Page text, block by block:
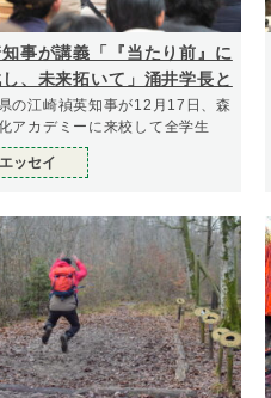
事が講義「『当たり前』に
、未来拓いて」涌井学長と
のクロストークも
の江崎禎英知事が12月17日、森
アカデミーに来校して全学生
エッセイ